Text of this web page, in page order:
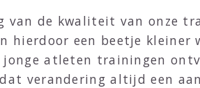
van de kwaliteit van onze
hierdoor een beetje kleiner
atleten trainingen
verandering altijd een